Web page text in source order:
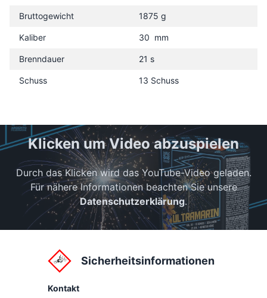
Bruttogewicht 1875 g
Kaliber 30 mm
Brenndauer 21 s
Schuss 13 Schuss
Klicken um Video abzuspielen
Durch das Klicken wird das YouTube-Video geladen.
Für nähere Informationen beachten Sie unsere
Datenschutzerklärung.
Sicherheitsinformationen
Kontakt